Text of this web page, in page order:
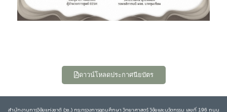
ดาวน์โหลดประกาศนียบัตร
สำนักงานการวิจัยแห่งชาติ (วช.) กระทรวงการอุดมศึกษา วิทยาศาสตร์ วิจัยและนวัตกรรม เลขที่ 196 ถนน